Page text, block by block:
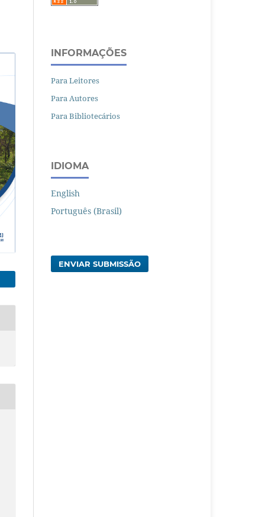
INFORMAÇÕES
Para Leitores
Para Autores
Para Bibliotecários
IDIOMA
English
Português (Brasil)
ENVIAR SUBMISSÃO